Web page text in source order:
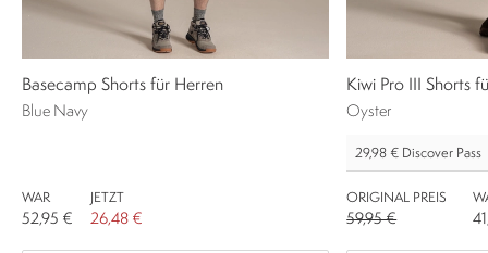
Basecamp Shorts für Herren
Blue Navy
WAR
52,95 €
JETZT
26,48 €
Kiwi Pro III Shorts
Oyster
29,98 € Discover Pass
ORIGINAL PREIS
59,95 €